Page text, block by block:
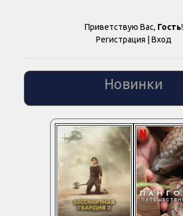
Приветствую Вас, Гость!
Регистрация | Вход
Новинки